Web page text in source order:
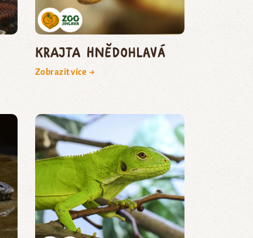
krajta hnědohlavá
Zobrazit více →